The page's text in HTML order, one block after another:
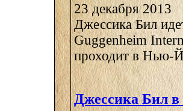
23 декабря 2013
Джессика Бил
Guggenheim
проходит в Нью-
Джессика Бил в